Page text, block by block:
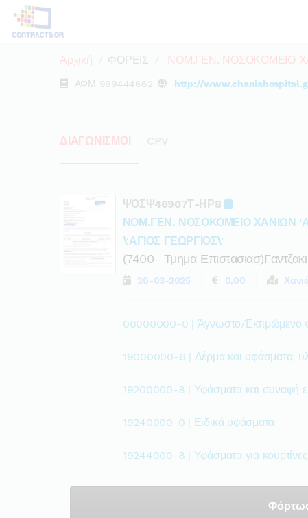
Αρχική ΦΟΡΕΙΣ ΝΟΜ.ΓΕΝ. ΝΟΣΟΚΟΜΕΙΟ
ΑΦΜ 999444662 http://
ΔΙΑΓΩΝΙΣΜΟΙ
ΨΟΣΨ46907Τ-ΗΡ8
ΝΟΜ.ΓΕΝ. ΝΟΣΟΚΟΜΕΙΟ ΧΑΝΙΩΝ
\'ΑΓΙΟΣ ΓΕΩΡΓΙΟΣ\'
(7400- Τμημα
20-03-2025 0,00
00000000-0 | Άγνωστο/Εκτιμώμενο
19000000-6 | Δέρμα και υφάσματα,
19200000-8 | Υφάσματα και συναφή
19240000-0 | Ειδικά υφάσματα
19244000-8 | Υφάσματα για κουρτίνες